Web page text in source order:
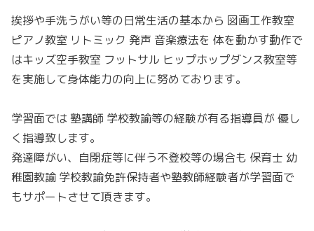
挨拶や手洗うがい等の日常生活の基本から 図画工作教室
ピアノ教室 リトミック 発声 音楽療法を 体を動かす動作で
はキッズ空手教室 フットサル ヒップホップダンス教室等
を実施して身体能力の向上に努めております。
学習面では 塾講師 学校教諭等の経験が有る指導員が 優し
く指導致します。
発達障がい、自閉症等に伴う不登校等の場合も 保育士 幼
稚園教諭 学校教諭免許保持者や塾教師経験者が学習面で
もサポートさせて頂きます。